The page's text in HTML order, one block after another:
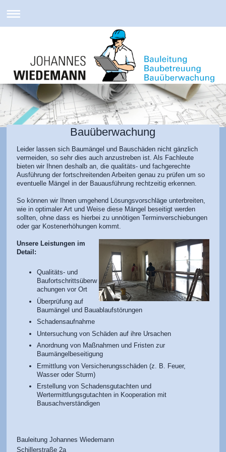
Bauüberwachung
Leider lassen sich Baumängel und Bauschäden nicht gänzlich
vermeiden, so sehr dies auch anzustreben ist. Als Fachleute
bieten wir Ihnen deshalb an, die qualitäts- und fachgerechte
Ausführung der fortschreitenden Arbeiten genau zu prüfen um so
eventuelle Mängel in der Bauausführung rechtzeitig erkennen.
So können wir Ihnen umgehend Lösungsvorschläge unterbreiten,
wie in optimaler Art und Weise diese Mängel beseitigt werden
sollten, ohne dass es hierbei zu unnötigen Terminverschiebungen
oder gar Kostenerhöhungen kommt.
Unsere Leistungen im
Detail:
Qualitäts- und
Baufortschrittsüberw
achungen vor Ort
Überprüfung auf
Baumängel und Bauablaufstörungen
Schadensaufnahme
Untersuchung von Schäden auf ihre Ursachen
Anordnung von Maßnahmen und Fristen zur
Baumängelbeseitigung
Ermittlung von Versicherungsschäden (z. B. Feuer,
Wasser oder Sturm)
Erstellung von Schadensgutachten und
Wertermittlungsgutachten in Kooperation mit
Bausachverständigen
Bauleitung Johannes Wiedemann
Schillerstraße 2a